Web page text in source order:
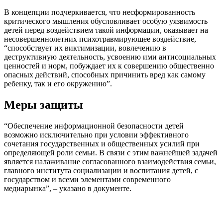
В концепции подчеркивается, что несформированность
критического мышления обусловливает особую уязвимость
детей перед воздействием такой информации, оказывает на
несовершеннолетних психотравмирующее воздействие,
“способствует их виктимизации, вовлечению в
деструктивную деятельность, усвоению ими антисоциальных
ценностей и норм, побуждает их к совершению общественно
опасных действий, способных причинить вред как самому
ребенку, так и его окружению”.
Меры защиты
“Обеспечение информационной безопасности детей
возможно исключительно при условии эффективного
сочетания государственных и общественных усилий при
определяющей роли семьи. В связи с этим важнейшей задачей
является налаживание согласованного взаимодействия семьи,
главного института социализации и воспитания детей, с
государством и всеми элементами современного
медиарынка”, – указано в документе.